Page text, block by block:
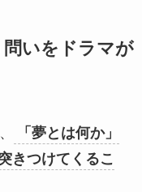
問いをドラマが
「夢とは何か」
きつけてくるこ